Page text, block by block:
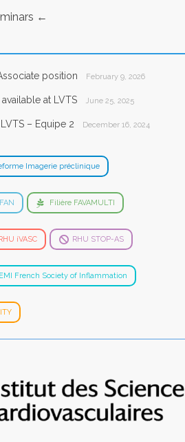
←
position February 9, 2026
at LVTS June 25, 2025
– Equipe 2 December 16, 2024
Imagerie préclinique
Filière FAVAMULTI
iVASC RHU STOP-AS
French Society of Inflammation